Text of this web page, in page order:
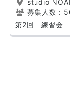
studio
募集人数：
第2回 練習会